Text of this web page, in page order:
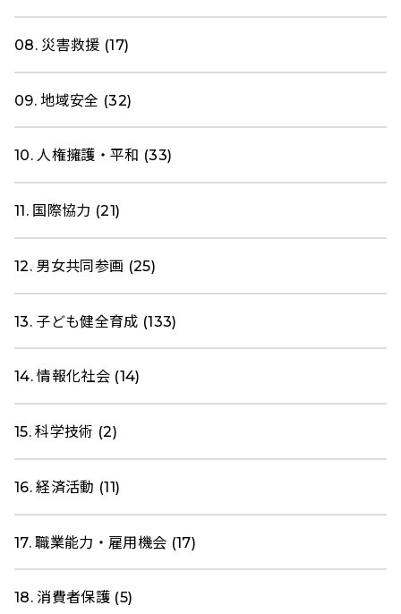
08. 災害救援 (17)
09. 地域安全 (32)
10. 人権擁護・平和 (33)
11. 国際協力 (21)
12. 男女共同参画 (25)
13. 子ども健全育成 (133)
14. 情報化社会 (14)
15. 科学技術 (2)
16. 経済活動 (11)
17. 職業能力・雇用機会 (17)
18. 消費者保護 (5)